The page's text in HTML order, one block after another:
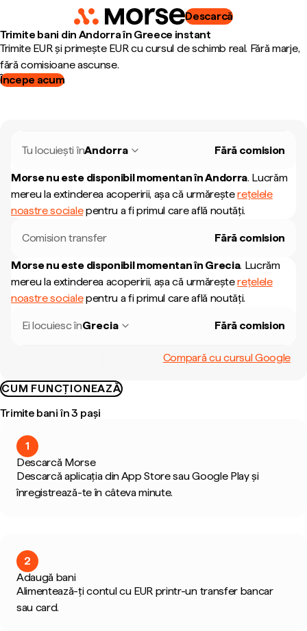
Descarcă
Trimite bani din Andorra în Greece instant
Trimite EUR și primește EUR cu cursul de schimb real. Fără marje,
fără comisioane ascunse.
Începe acum
Tu locuiești înAndorra Fără comision
Morse nu este disponibil momentan înAndorra. Lucrăm
mereu la extinderea acoperirii, așa că urmăreșterețelele
noastre socialepentru a fi primul care află noutăți.
Comision transfer Fără comision
Morse nu este disponibil momentan în Grecia. Lucrăm
mereu la extinderea acoperirii, așa că urmăreșterețelele
noastre socialepentru a fi primul care află noutăți.
Ei locuiesc înGrecia Fără comision
Compară cu cursul Google
CUM FUNCȚIONEAZĂ
Trimite bani în 3 pași
1
Descarcă Morse
Descarcă aplicația din App Store sau Google Play și
înregistrează-te în câteva minute.
2
Adaugă bani
Alimentează-ți contul cu EUR printr-un transfer bancar
sau card.